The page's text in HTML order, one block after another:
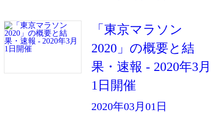
「東京マラソン
2020」の概要と結
果・速報 - 2020年3月
1日開催
2020年03月01日